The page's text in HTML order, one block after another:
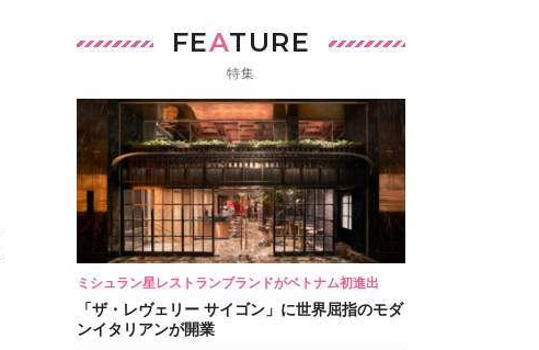
FEATURE
特集
ミシュラン星レストランブランドがベトナム初進出
「ザ・レヴェリー サイゴン」に世界屈指のモダ
ンイタリアンが開業